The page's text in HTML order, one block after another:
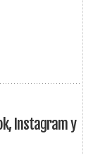
Instagram y